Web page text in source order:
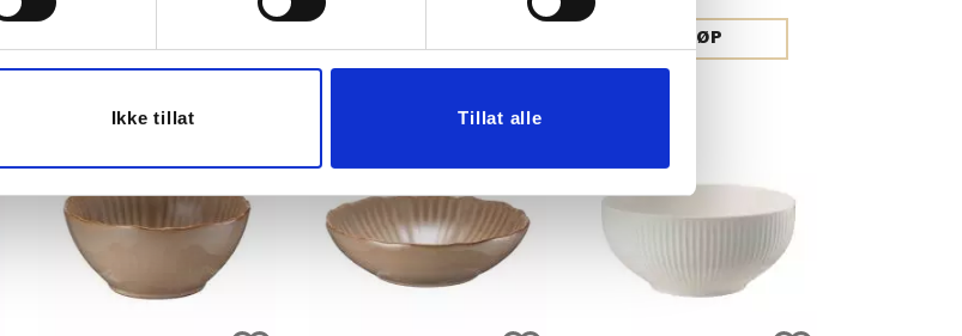
Ikke tillat Tillat alle
KJØP